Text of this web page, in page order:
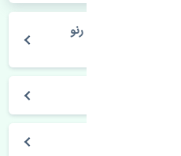
جلو چپ و راست رنو